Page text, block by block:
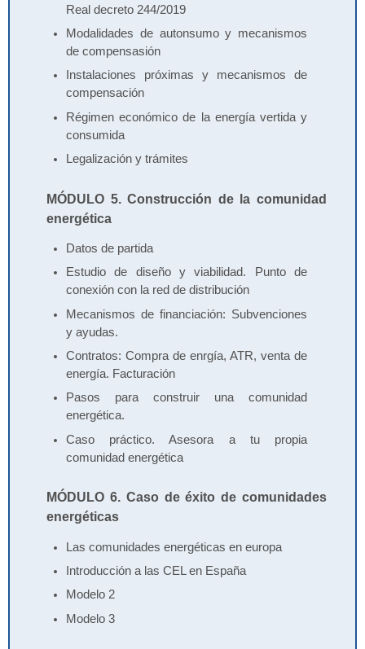
Real decreto 244/2019
Modalidades de autonsumo y mecanismos
de compensasión
Instalaciones próximas y mecanismos de
compensación
Régimen económico de la energía vertida y
consumida
Legalización y trámites
MÓDULO 5. Construcción de la comunidad
energética
Datos de partida
Estudio de diseño y viabilidad. Punto de
conexión con la red de distribución
Mecanismos de financiación: Subvenciones
y ayudas.
Contratos: Compra de enrgía, ATR, venta de
energía. Facturación
Pasos para construir una comunidad
energética.
Caso práctico. Asesora a tu propia
comunidad energética
MÓDULO 6. Caso de éxito de comunidades
energéticas
Las comunidades energéticas en europa
Introducción a las CEL en España
Modelo 2
Modelo 3